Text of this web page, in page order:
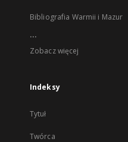
Bibliografia Warmii i Mazur
...
Zobacz więcej
Indeksy
Tytuł
Twórca